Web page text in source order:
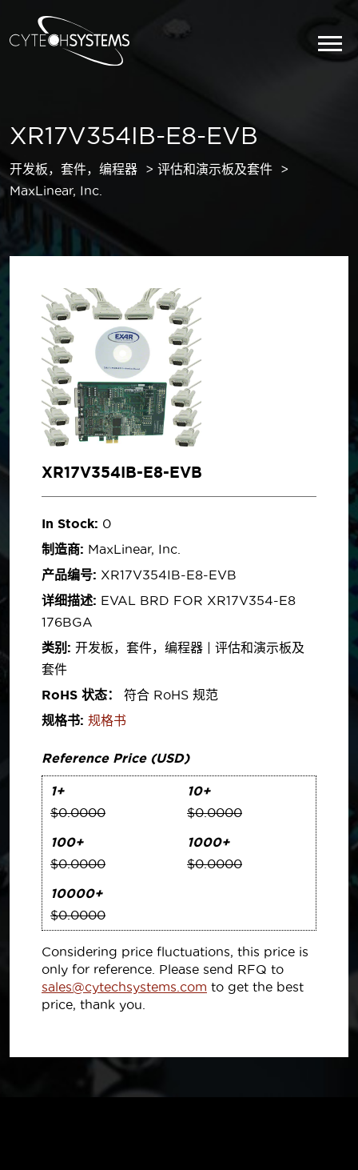
XR17V354IB-E8-EVB
开发板，套件，编程器
评估和演示板及套件
MaxLinear, Inc.
XR17V354IB-E8-EVB
In Stock: 0
制造商: MaxLinear, Inc.
产品编号: XR17V354IB-E8-EVB
详细描述: EVAL BRD FOR XR17V354-E8
176BGA
类别: 开发板，套件，编程器 | 评估和演示板及
套件
RoHS 状态：
符合 RoHS 规范
规格书: 规格书
Reference Price (USD)
1+
$0.0000
10+
$0.0000
100+
$0.0000
1000+
$0.0000
10000+
$0.0000
Considering price fluctuations, this price is
only for reference. Please send RFQ to
sales@cytechsystems.com to get the best
price, thank you.